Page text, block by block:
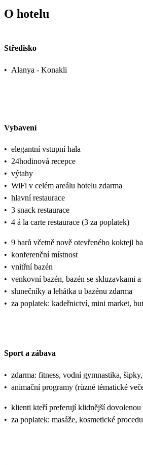
O hotelu
Středisko
• Alanya - Konakli
Vybavení
• elegantní vstupní hala
• 24hodinová recepce
• výtahy
• WiFi v celém areálu hotelu zdarma
• hlavní restaurace
• 3 snack restaurace
• 4 á la carte restaurace (3 za poplatek)
• 9 barů včetně nově otevřeného koktejl
• konferenční místnost
• vnitřní bazén
• venkovní bazén, bazén se skluzavkami
• slunečníky a lehátka u bazénu zdarma
• za poplatek: kadeřnictví, mini market,
Sport a zábava
• zdarma: fitness, vodní gymnastika,
• animační programy (různé tématické
• klienti kteří preferují klidnější dovolenou
• za poplatek: masáže, kosmetické